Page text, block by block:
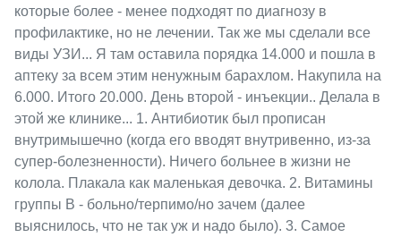
которые более - менее подходят по диагнозу в
профилактике, но не лечении. Так же мы сделали все
виды УЗИ... Я там оставила порядка 14.000 и пошла в
аптеку за всем этим ненужным барахлом. Накупила на
6.000. Итого 20.000. День второй - инъекции.. Делала в
этой же клинике... 1. Антибиотик был прописан
внутримышечно (когда его вводят внутривенно, из-за
супер-болезненности). Ничего больнее в жизни не
колола. Плакала как маленькая девочка. 2. Витамины
группы B - больно/терпимо/но зачем (далее
выяснилось, что не так уж и надо было). 3. Самое